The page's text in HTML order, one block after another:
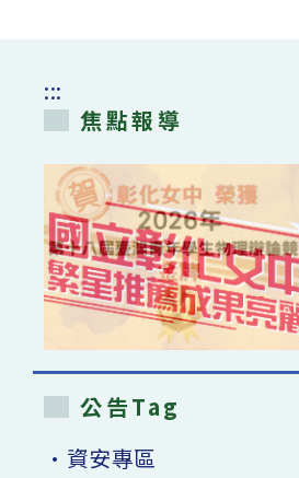
:::
焦點報導
公告Tag
•資安專區